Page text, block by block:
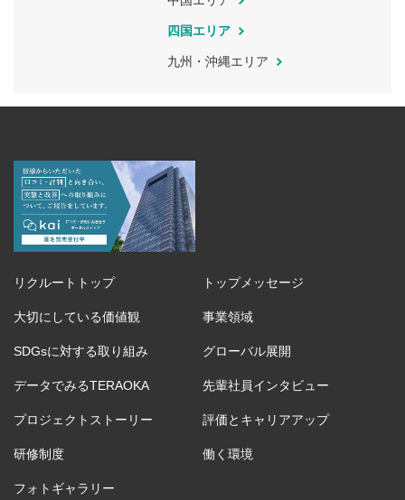
四国エリア
九州・沖縄エリア
リクルートトップ トップメッセージ
大切にしている価値観 事業領域
SDGsに対する取り組み グローバル展開
データでみるTERAOKA 先輩社員インタビュー
プロジェクトストーリー 評価とキャリアアップ
研修制度 働く環境
フォトギャラリー